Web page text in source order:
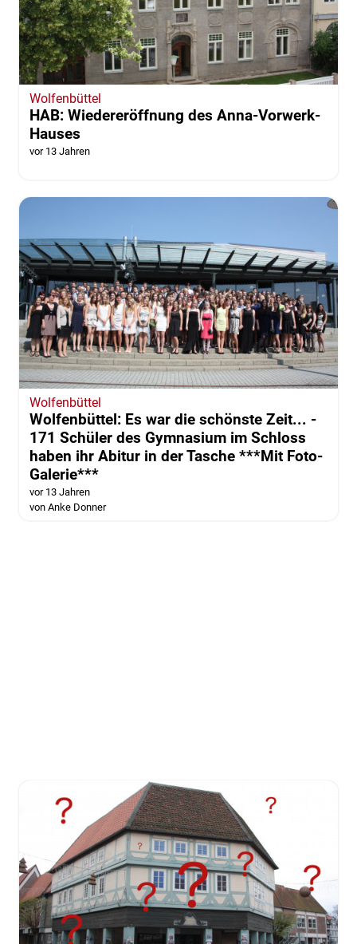
Wolfenbüttel
HAB: Wiedereröffnung des Anna-Vorwerk-
Hauses
vor 13 Jahren
Wolfenbüttel
Wolfenbüttel: Es war die schönste Zeit... -
171 Schüler des Gymnasium im Schloss
haben ihr Abitur in der Tasche ***Mit Foto-
Galerie***
vor 13 Jahren
von Anke Donner